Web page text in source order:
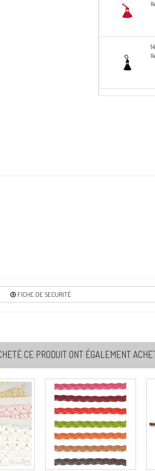
FICHE DE SECURITÉ
CE PRODUIT ONT ÉGALEMENT